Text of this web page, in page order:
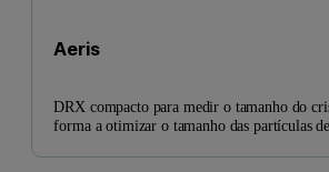
Aeris
DRX compacto para medir o tamanho do
forma a otimizar o tamanho das partículas